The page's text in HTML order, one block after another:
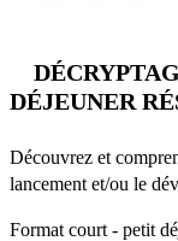
DÉJEUNER
Découvrez et
lancement et/ou le
Format court - petit